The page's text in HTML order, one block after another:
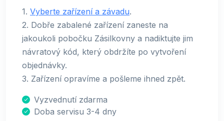
1. Vyberte zařízení a závadu.
2. Dobře zabalené zařízení zaneste na
jakoukoli pobočku Zásilkovny a nadiktujte jim
návratový kód, který obdržíte po vytvoření
objednávky.
3. Zařízení opravíme a pošleme ihned zpět.
Vyzvednutí zdarma
Doba servisu 3-4 dny